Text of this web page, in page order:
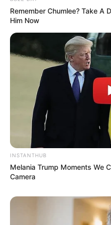
Nama Lengkap: Shim Ja Yoon
Nama Panggung: Yoon
Nama Panggilan: Barbie
Posisi: Lead vocalist
Tempat, Tanggal Lahir: 14
Ulang Tahun: 14 April
Kewarganegaraan: Korea
Pendidikan: –
Agama: –
Zodiak: Aries
Remember Chumlee? Take A
Him Now
INSTANTHUB
Melania Trump Moments We
Camera